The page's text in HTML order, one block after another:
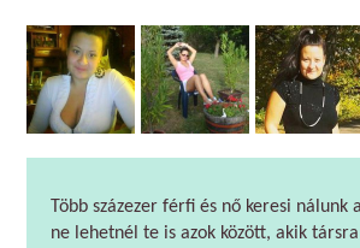
Több százezer férfi és nő keresi
ne lehetnél te is azok között, akik